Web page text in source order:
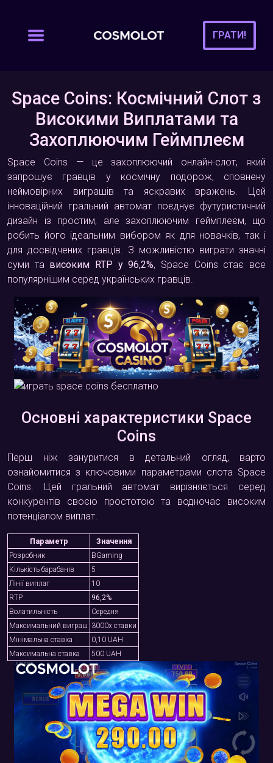
ГРАТИ!
Space Coins: Космічний Слот з
Високими Виплатами та
Захоплюючим Геймплеєм
Space Coins — це захоплюючий онлайн-слот, який
запрошує гравців у космічну подорож, сповнену
неймовірних виграшів та яскравих вражень. Цей
інноваційний гральний автомат поєднує футуристичний
дизайн із простим, але захоплюючим геймплеєм, що
робить його ідеальним вибором як для новачків, так і
для досвідчених гравців. З можливістю виграти значні
суми та високим RTP у 96,2%, Space Coins стає все
популярнішим серед українських гравців.
Основні характеристики Space
Coins
Перш ніж зануритися в детальний огляд, варто
ознайомитися з ключовими параметрами слота Space
Coins. Цей гральний автомат вирізняється серед
конкурентів своєю простотою та водночас високим
потенціалом виплат.
Параметр Значення
Розробник
BGaming
Кількість барабанів
5
Лінії виплат
10
RTP
96,2%
Волатильність
Середня
Максимальний виграш 3000x ставки
Мінімальна ставка
0,10 UAH
Максимальна ставка
500 UAH